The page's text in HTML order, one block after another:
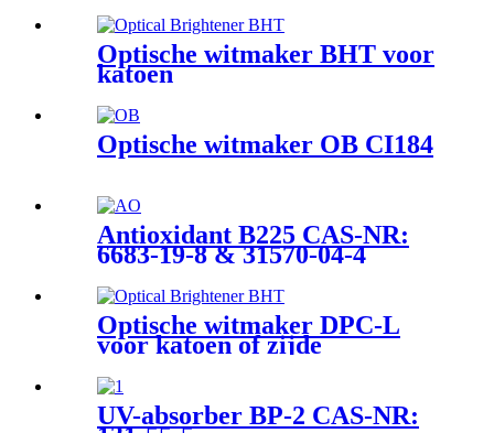
Optische witmaker BHT voor
katoen
Optische witmaker OB CI184
Antioxidant B225 CAS-NR:
6683-19-8 & 31570-04-4
Optische witmaker DPC-L
voor katoen of zijde
UV-absorber BP-2 CAS-NR: